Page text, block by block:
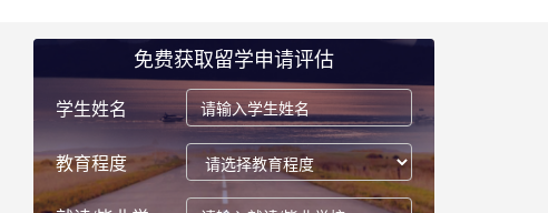
免费获取留学申请评估
学生姓名
教育程度